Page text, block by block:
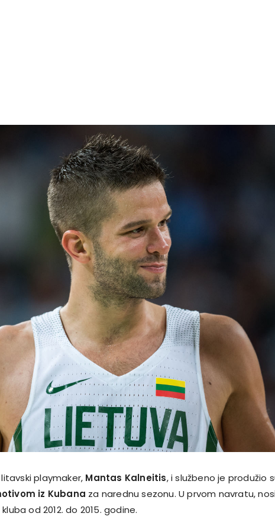
litavski playmaker, Mantas Kalneitis, i službeno je produžio
iz Kubana za narednu sezonu. U prvom navratu,
od 2012. do 2015. godine.